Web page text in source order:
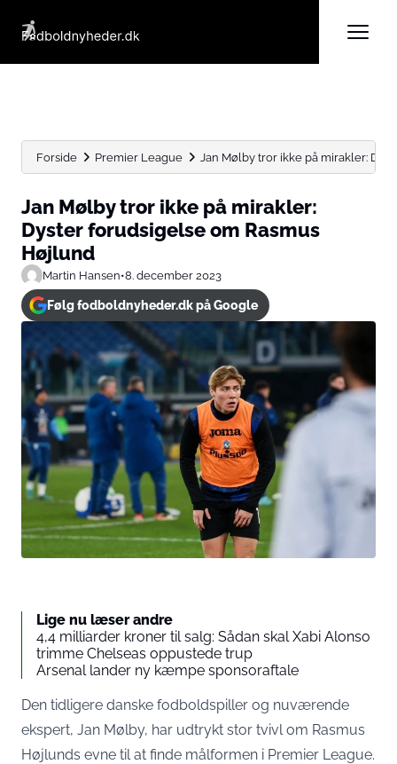
Forside Premier League Jan Mølby tror ikke på mirakler:
Jan Mølby tror ikke på mirakler:
Dyster forudsigelse om Rasmus
Højlund
Martin Hansen•8. december 2023
Følg fodboldnyheder.dk på Google
Lige nu læser andre
4,4 milliarder kroner til salg: Sådan skal Xabi Alonso
trimme Chelseas oppustede trup
Arsenal lander ny kæmpe sponsoraftale
Den tidligere danske fodboldspiller og nuværende
ekspert, Jan Mølby, har udtrykt stor tvivl om Rasmus
Højlunds evne til at finde målformen i Premier League.